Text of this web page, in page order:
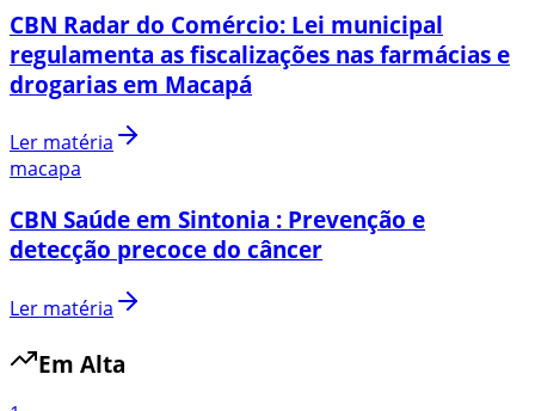
CBN Radar do Comércio: Lei municipal
regulamenta as fiscalizações nas farmácias e
drogarias em Macapá
Ler matéria
macapa
CBN Saúde em Sintonia : Prevenção e
detecção precoce do câncer
Ler matéria
Em Alta